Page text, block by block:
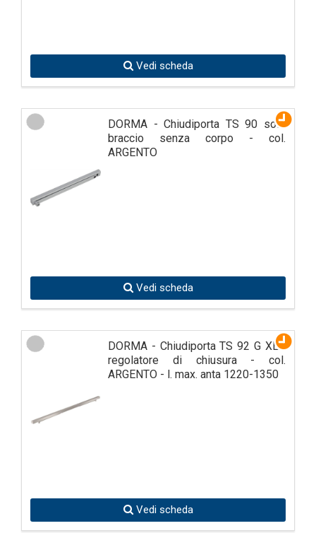
Vedi scheda
DORMA - Chiudiporta TS 90 solo
braccio senza corpo - col.
ARGENTO
Vedi scheda
DORMA - Chiudiporta TS 92 G XEA
regolatore di chiusura - col.
ARGENTO - l. max. anta 1220-1350
Vedi scheda